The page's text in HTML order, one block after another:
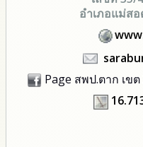
อำเภอแม่ส
Page สพป.ตาก เขต